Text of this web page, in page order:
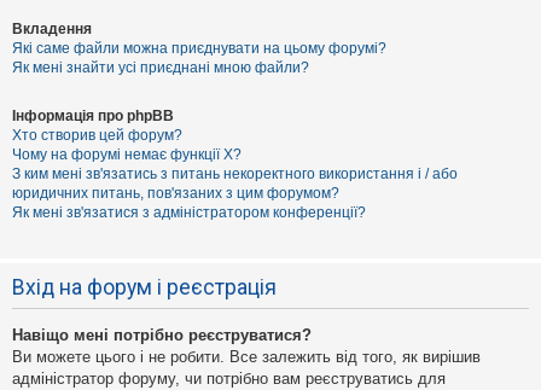
Вкладення
Які саме файли можна приєднувати на цьому форумі?
Як мені знайти усі приєднані мною файли?
Інформація про phpBB
Хто створив цей форум?
Чому на форумі немає функції X?
З ким мені зв'язатись з питань некоректного використання і / або
юридичних питань, пов'язаних з цим форумом?
Як мені зв'язатися з адміністратором конференції?
Вхід на форум і реєстрація
Навіщо мені потрібно реєструватися?
Ви можете цього і не робити. Все залежить від того, як вирішив
адміністратор форуму, чи потрібно вам реєструватись для